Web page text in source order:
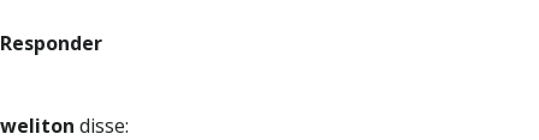
Responder
weliton disse: